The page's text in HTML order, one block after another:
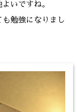
いですね。
勉強になりまし